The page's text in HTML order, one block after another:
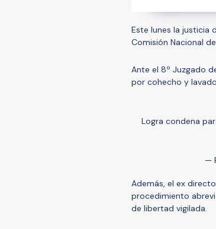
Este lunes la justicia
Comisión Nacional
Ante el 8º Juzgado
por cohecho y
Logra condena
—
Además, el ex
procedimiento
de libertad vigilada.